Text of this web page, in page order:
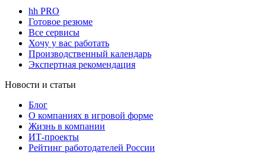
hh PRO
Готовое резюме
Все сервисы
Хочу у вас работать
Производственный календарь
Экспертная рекомендация
Новости и статьи
Блог
О компаниях в игровой форме
Жизнь в компании
ИТ-проекты
Рейтинг работодателей России